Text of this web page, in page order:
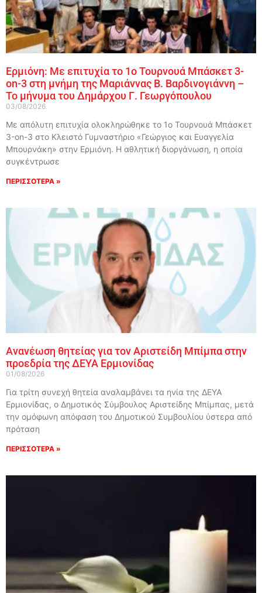
Ερμιόνη: Με επιτυχία το 1ο Τουρνουά Μπάσκετ 3-
on-3 στη μνήμη της Μαριάννας Β. Βαρδινογιάννη –
Το μήνυμα του Δημάρχου Γ. Γεωργόπουλου
03/08/2026
Με απόλυτη επιτυχία ολοκληρώθηκε το 1ο Τουρνουά Μπάσκετ
3-on-3 στο Κλειστό Γυμναστήριο «Γεώργιος και Ευαγγελία
Μπουρνάκη» στην Ερμιόνη. Η αθλητική διοργάνωση, η οποία
συγκέντρωσε
ΠΕΡΙΣΣΟΤΕΡΑ »
Ανανέωση θητείας για τον Αριστείδη Μπίμπα στην
προεδρία της ΔΕΥΑ Ερμιονίδας
01/08/2026
Για τρίτη συνεχή θητεία αναλαμβάνει τα ηνία της ΔΕΥΑ
Ερμιονίδας, ο Δημοτικός Σύμβουλος Αριστείδης Μπίμπας, μετά
την ομόφωνη απόφαση του Δημοτικού Συμβουλίου ύστερα από
πρόταση
ΠΕΡΙΣΣΟΤΕΡΑ »